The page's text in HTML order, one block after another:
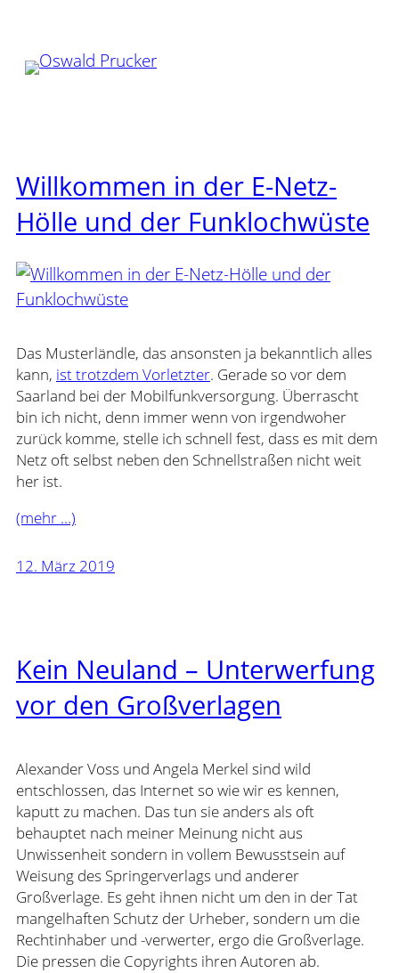
springen
Willkommen in der E-Netz-
Hölle und der Funklochwüste
Das Musterländle, das ansonsten ja bekanntlich alles
kann, ist trotzdem Vorletzter. Gerade so vor dem
Saarland bei der Mobilfunkversorgung. Überrascht
bin ich nicht, denn immer wenn von irgendwoher
zurück komme, stelle ich schnell fest, dass es mit dem
Netz oft selbst neben den Schnellstraßen nicht weit
her ist.
(mehr …)
12. März 2019
Kein Neuland – Unterwerfung
vor den Großverlagen
Alexander Voss und Angela Merkel sind wild
entschlossen, das Internet so wie wir es kennen,
kaputt zu machen. Das tun sie anders als oft
behauptet nach meiner Meinung nicht aus
Unwissenheit sondern in vollem Bewusstsein auf
Weisung des Springerverlags und anderer
Großverlage. Es geht ihnen nicht um den in der Tat
mangelhaften Schutz der Urheber, sondern um die
Rechtinhaber und -verwerter, ergo die Großverlage.
Die pressen die Copyrights ihren Autoren ab.